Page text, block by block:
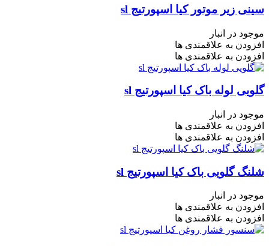
سینی زیر موتور کیا اسپورتیج sl
موجود در انبار
افزودن به علاقمندی ها
افزودن به علاقمندی ها
گلویی لوله باک کیا اسپورتیج sl
موجود در انبار
افزودن به علاقمندی ها
افزودن به علاقمندی ها
شلنگ گلویی باک کیا اسپورتیج sl
موجود در انبار
افزودن به علاقمندی ها
افزودن به علاقمندی ها